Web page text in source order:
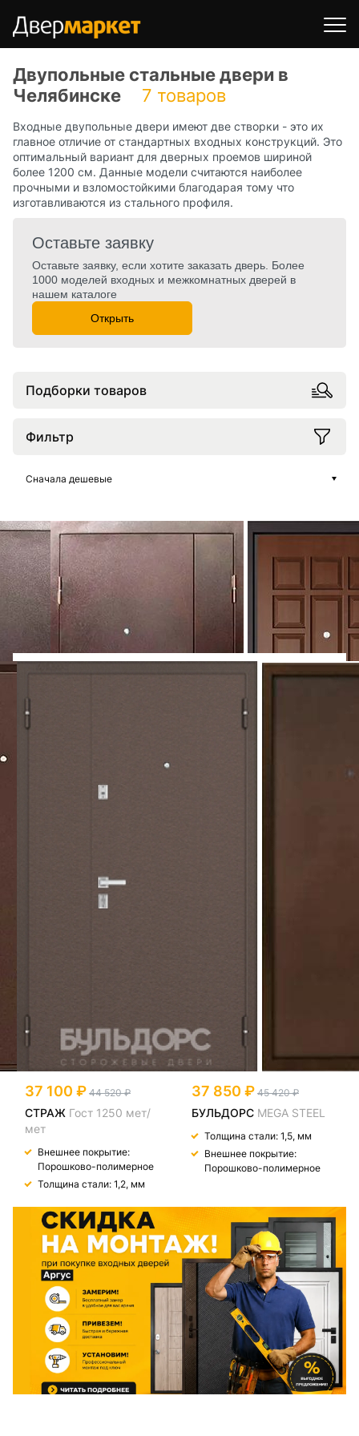
Двупольные стальные двери в
Челябинске
7 товаров
Входные двупольные двери имеют две створки - это их
главное отличие от стандартных входных конструкций. Это
оптимальный вариант для дверных проемов шириной
более 1200 см. Данные модели считаются наиболее
прочными и взломостойкими благодарая тому что
изготавливаются из стального профиля.
Оставьте заявку
Оставьте заявку, если хотите заказать дверь. Более
1000 моделей входных и межкомнатных дверей в
нашем каталоге
Открыть
Подборки товаров
Фильтр
Сначала дешевые
Порошково-полимерное
Толщина стали: 1,5, мм
Внешнее покрытие:
Порошково-полимерное
37 100 44 520
СТРАЖ Гост 1250 мет/
мет
Внешнее покрытие:
Порошково-полимерное
Толщина стали: 1,2, мм
37 850 45 420
БУЛЬДОРС MEGA STEEL
Толщина стали: 1,5, мм
Внешнее покрытие:
Порошково-полимерное